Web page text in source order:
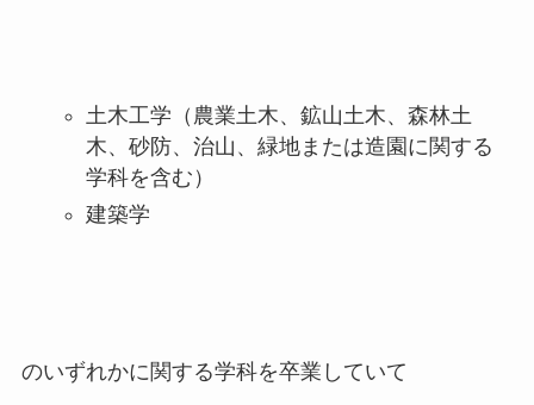
土木工学（農業土木、鉱山土木、森林土
木、砂防、治山、緑地または造園に関する
学科を含む）
建築学
のいずれかに関する学科を卒業していて